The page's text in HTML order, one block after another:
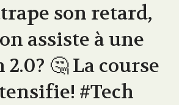
son retard,
assiste à une
🤔 La course
#Tech